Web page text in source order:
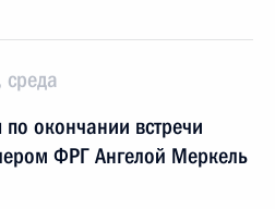
окончании встречи
ФРГ Ангелой Меркель